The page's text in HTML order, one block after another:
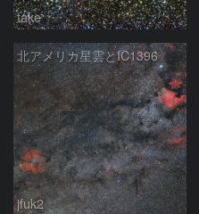
take
北アメリカ星雲とIC1396
jfuk2